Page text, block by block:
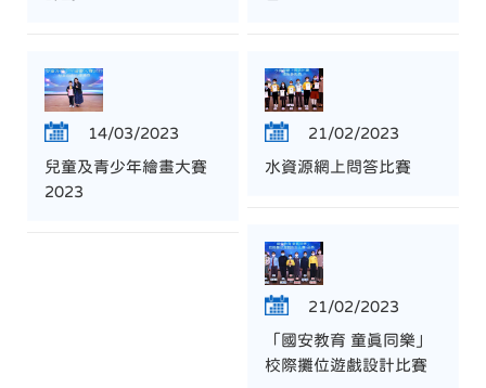
14/03/2023
兒童及青少年繪畫大賽
2023
21/02/2023
水資源網上問答比賽
21/02/2023
「國安教育 童真同樂」
校際攤位遊戲設計比賽